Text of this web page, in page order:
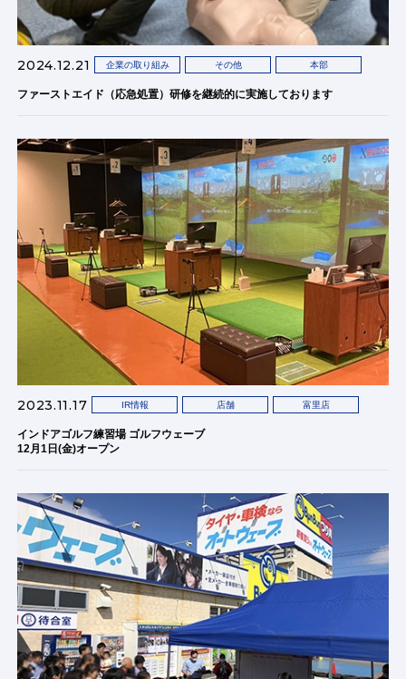
2024.12.21 企業の取り組み その他 本部
ファーストエイド（応急処置）研修を継続的に実施しております
2023.11.17 IR情報 店舗 富里店
インドアゴルフ練習場 ゴルフウェーブ
12月1日(金)オープン